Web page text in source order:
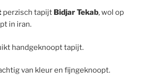
perzisch tapijt Bidjar Tekab, wol op
in iran.
handgeknoopt tapijt.
van kleur en fijngeknoopt.